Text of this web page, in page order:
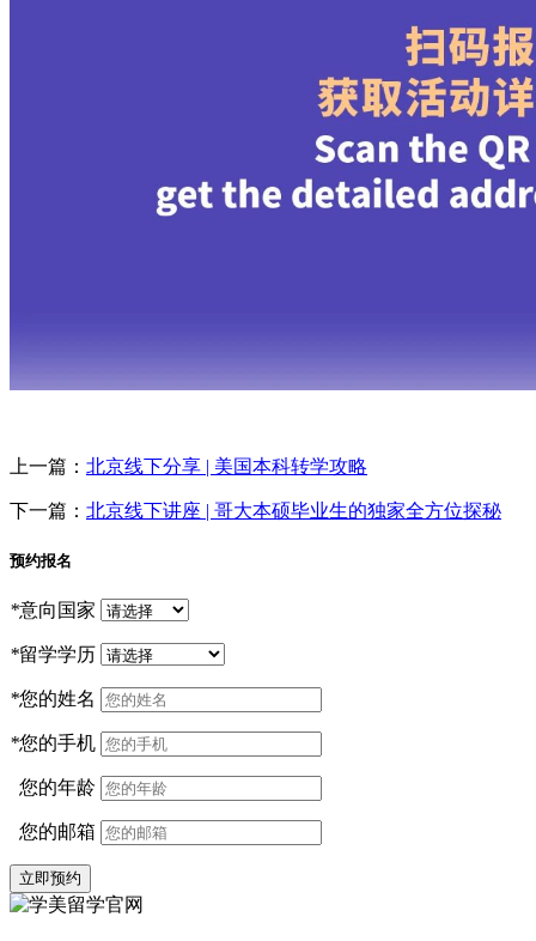
上一篇： 北京线下分享 | 美国本科转学攻略
下一篇： 北京线下讲座 | 哥大本硕毕业生的独家全方位探秘
预约报名
*意向国家
*留学学历
*您的姓名
*您的手机
您的年龄
您的邮箱
立即预约